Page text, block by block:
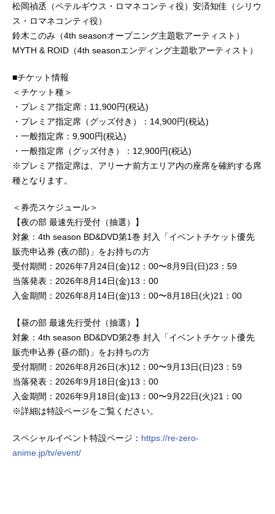
松岡禎丞（ペテルギウス・ロマネコンティ役）安済知佳（シリウ
ス・ロマネコンティ役）
鈴木このみ（4th seasonオープニング主題歌アーティスト）
MYTH & ROID（4th seasonエンディング主題歌アーティスト）
■チケット情報
＜チケット種＞
・プレミア指定席：11,900円(税込)
・プレミア指定席（グッズ付き）：14,900円(税込)
・一般指定席：9,900円(税込)
・一般指定席（グッズ付き）：12,900円(税込)
※プレミア指定席は、アリーナ前方エリア内の座席を確約する席
種となります。
＜券売スケジュール＞
【夜の部 最速先行受付（抽選）】
対象：4th season BD&DVD第1巻 封入「イベントチケット優先
販売申込券 (夜の部)」をお持ちの方
受付期間：2026年7月24日(金)12：00〜8月9日(日)23：59
当落発表：2026年8月14日(金)13：00
入金期間：2026年8月14日(金)13：00〜8月18日(火)21：00
【昼の部 最速先行受付（抽選）】
対象：4th season BD&DVD第2巻 封入「イベントチケット優先
販売申込券 (昼の部)」をお持ちの方
受付期間：2026年8月26日(水)12：00〜9月13日(日)23：59
当落発表：2026年9月18日(金)13：00
入金期間：2026年9月18日(金)13：00〜9月22日(火)21：00
※詳細は特設ページをご覧ください。
スペシャルイベント特設ページ： https://re-zero-
anime.jp/tv/event/